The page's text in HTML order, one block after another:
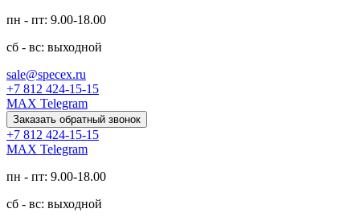
пн - пт: 9.00-18.00
сб - вс: выходной
sale@specex.ru
+7 812 424-15-15
MAX Telegram
Заказать обратный звонок
+7 812 424-15-15
MAX Telegram
пн - пт: 9.00-18.00
сб - вс: выходной